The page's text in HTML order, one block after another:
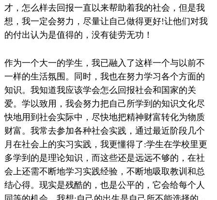
才，怎么样去回报一直以来帮助着我的社会，但是我
想，我一定会努力，尽量让自己做得更好!让他们对我
的付出认为是值得的，没有徒劳无功！
作为一个大一的学生，我已融入了这样一个与以前不
一样的生活氛围。同时，我也在努力学习各个方面的
知识。我知道我应该学会怎么回报社会和国家的关
爱。学以致用，我会努力把自己所学到的知识文化尽
快地用到社会实际中，尽快地把精神财富转化为物质
财富。我常去参加各种社会实践，通过最近阶段几个
月在社会上的实习实践，我更懂得了:学生在学校里更
多学到的是理论知识，而这些还是远远不够的，在社
会上还需不断地学习实践经验，不断地吸取教训和总
结心得。现实是残酷的，也是公平的，它会给每个人